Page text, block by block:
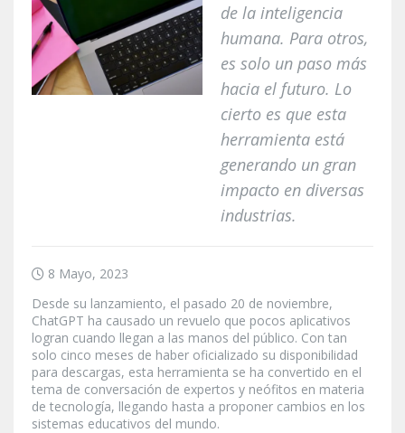
de la inteligencia
humana. Para otros,
es solo un paso más
hacia el futuro. Lo
cierto es que esta
herramienta está
generando un gran
impacto en diversas
industrias.
8 Mayo, 2023
Desde su lanzamiento, el pasado 20 de noviembre,
ChatGPT ha causado un revuelo que pocos aplicativos
logran cuando llegan a las manos del público. Con tan
solo cinco meses de haber oficializado su disponibilidad
para descargas, esta herramienta se ha convertido en el
tema de conversación de expertos y neófitos en materia
de tecnología, llegando hasta a proponer cambios en los
sistemas educativos del mundo.